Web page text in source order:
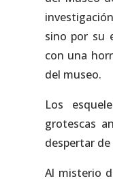
sino por su
con una
del museo.
Los
grotescas
despertar
Al misterio